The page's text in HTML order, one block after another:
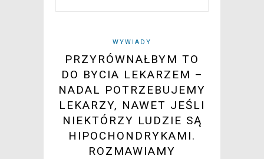
WYWIADY
PRZYRÓWNAŁBYM TO
DO BYCIA LEKARZEM –
NADAL POTRZEBUJEMY
LEKARZY, NAWET JEŚLI
NIEKTÓRZY LUDZIE SĄ
HIPOCHONDRYKAMI.
ROZMAWIAMY